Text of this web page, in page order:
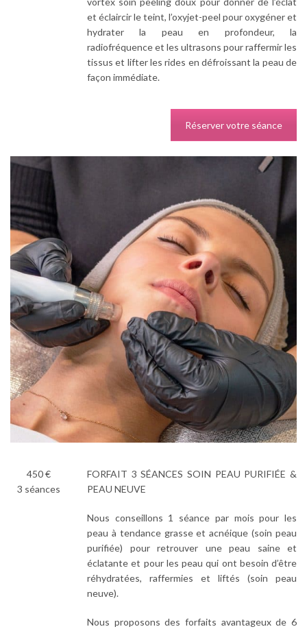
et éclaircir le teint, l’oxyjet-peel pour oxygéner et
hydrater la peau en profondeur, la
radiofréquence et les ultrasons pour raffermir les
tissus et lifter les rides en défroissant la peau de
façon immédiate.
Réserver votre séance
450 €
3 séances
FORFAIT 3 SÉANCES SOIN PEAU PURIFIÉE &
PEAU NEUVE
Nous conseillons 1 séance par mois pour les
peau à tendance grasse et acnéique (soin peau
purifiée) pour retrouver une peau saine et
éclatante et pour les peau qui ont besoin d’être
réhydratées, raffermies et liftés (soin peau
neuve).
Nous proposons des forfaits avantageux de 6